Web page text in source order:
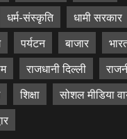
धर्म-संस्कृति
धामी सरकार
पर्यटन बाजार
राजधानी दिल्ली
शिक्षा
सोशल मीडिया